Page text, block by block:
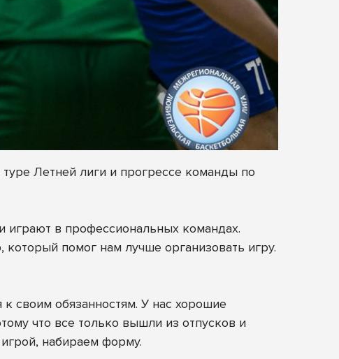
Летней лиги и прогрессе команды по
играют в профессиональных командах.
который помог нам лучше организовать игру.
своим обязанностям. У нас хорошие
что все только вышли из отпусков и
набираем форму.